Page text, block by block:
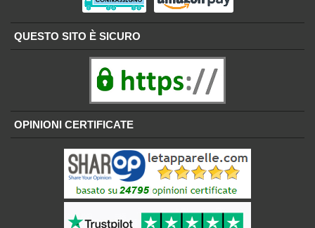
QUESTO SITO È SICURO
OPINIONI CERTIFICATE